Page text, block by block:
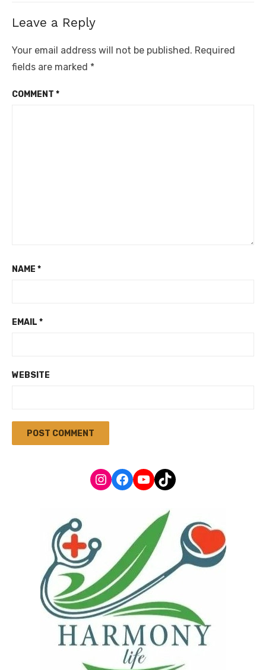
Leave a Reply
Your email address will not be published. Required
fields are marked *
COMMENT *
NAME *
EMAIL *
WEBSITE
Instagram
Facebook
YouTube
TikTok